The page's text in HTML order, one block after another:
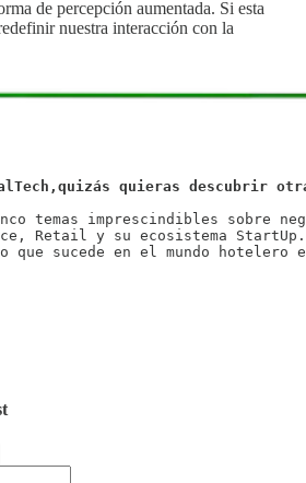
de percepción aumentada. Si esta
nuestra interacción con la
quieras descubrir
temas imprescindibles sobre
Retail y su ecosistema StartUp.
lo que sucede en el mundo